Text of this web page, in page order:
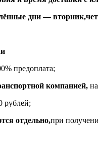
дни —
предоплата;
компанией,
рублей;
отдельно,при